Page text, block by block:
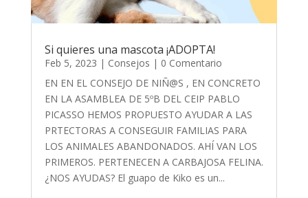
Si quieres una mascota ¡ADOPTA!
Feb 5, 2023 | Consejos | 0 Comentario
EN EN EL CONSEJO DE NIÑ@S , EN CONCRETO
EN LA ASAMBLEA DE 5ºB DEL CEIP PABLO
PICASSO HEMOS PROPUESTO AYUDAR A LAS
PRTECTORAS A CONSEGUIR FAMILIAS PARA
LOS ANIMALES ABANDONADOS. AHÍ VAN LOS
PRIMEROS. PERTENECEN A CARBAJOSA FELINA.
¿NOS AYUDAS? El guapo de Kiko es un...